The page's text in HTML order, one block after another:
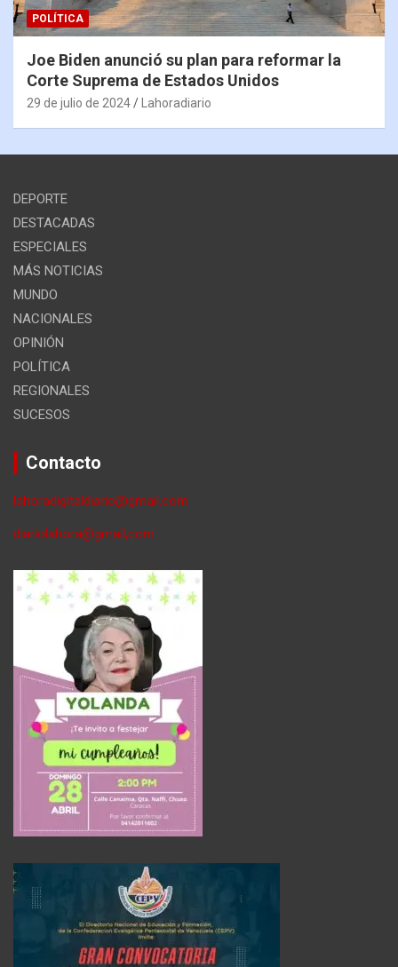
POLÍTICA
Joe Biden anunció su plan para reformar la
Corte Suprema de Estados Unidos
29 de julio de 2024 Lahoradiario
DEPORTE
DESTACADAS
ESPECIALES
MÁS NOTICIAS
MUNDO
NACIONALES
OPINIÓN
POLÍTICA
REGIONALES
SUCESOS
Contacto
lahoradigitaldiario@gmail.com
diariolahora@gmail,com